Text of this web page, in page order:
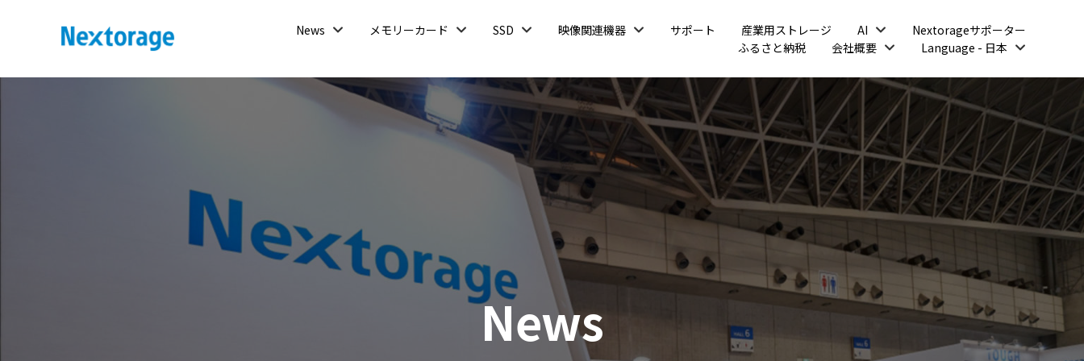
News 開 メモリーカード 開 SSD 開 映像関連機器 開 サポート 産業用ストレージ AI 開
く
Nextorageサポーター
ふるさと納税
会社概要 開 Language - 日本 開
News